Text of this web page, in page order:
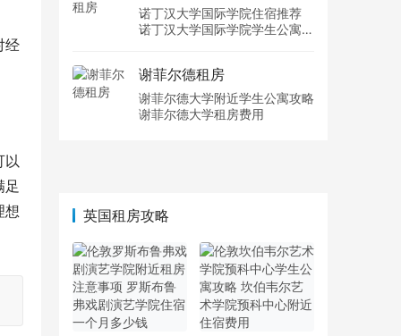
经
以
足
想
诺丁汉大学国际学院住宿推荐
诺丁汉大学国际学院学生公寓多
谢菲尔德租房
谢菲尔德大学附近学生公寓攻略
谢菲尔德大学租房费用
英国租房攻略